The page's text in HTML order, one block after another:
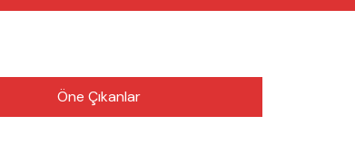
Öne Çıkanlar